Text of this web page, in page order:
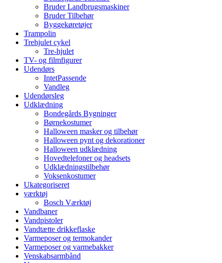
Bruder Landbrugsmaskiner
Bruder Tilbehør
Byggekøretøjer
Trampolin
Trehjulet cykel
Tre-hjulet
TV- og filmfigurer
Udendørs
IntetPassende
Vandleg
Udendørsleg
Udklædning
Bondegårds Bygninger
Børnekostumer
Halloween masker og tilbehør
Halloween pynt og dekorationer
Halloween udklædning
Hovedtelefoner og headsets
Udklædningstilbehør
Voksenkostumer
Ukategoriseret
værktøj
Bosch Værktøj
Vandbaner
Vandpistoler
Vandtætte drikkeflaske
Varmeposer og termokander
Varmeposer og varmebakker
Venskabsarmbånd